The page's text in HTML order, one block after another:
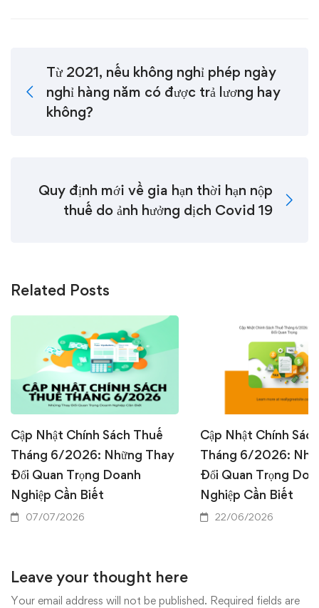
Từ 2021, nếu không nghỉ phép ngày
nghỉ hàng năm có được trả lương hay
không?
Quy định mới về gia hạn thời hạn nộp
thuế do ảnh hưởng dịch Covid 19
Related Posts
Cập Nhật Chính Sách Thuế
Tháng 6/2026: Những Thay
Đổi Quan Trọng Doanh
Nghiệp Cần Biết
07/07/2026
Cập Nhật Chính
Tháng 6/2026:
Đổi Quan Trọng
Nghiệp Cần Biết
22/06/2026
Leave your thought here
Your email address will not be published. Required fields are